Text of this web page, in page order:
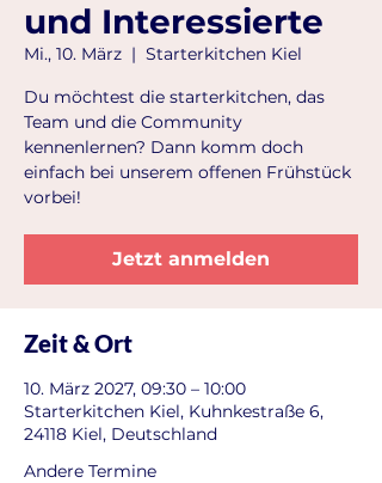
und Interessierte
Mi., 10. März
  |
Starterkitchen Kiel
Du möchtest die starterkitchen, das
Team und die Community
kennenlernen? Dann komm doch
einfach bei unserem offenen Frühstück
vorbei!
Jetzt anmelden
Zeit & Ort
10. März 2027, 09:30 – 10:00
Starterkitchen Kiel, Kuhnkestraße 6,
24118 Kiel, Deutschland
Andere Termine